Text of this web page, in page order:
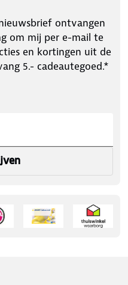
ontvangen
om mij per e-mail te
en kortingen uit de
5.- cadeautegoed.*